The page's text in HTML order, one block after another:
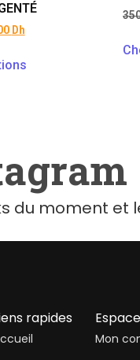
Dh
du moment et
rapides
Mon